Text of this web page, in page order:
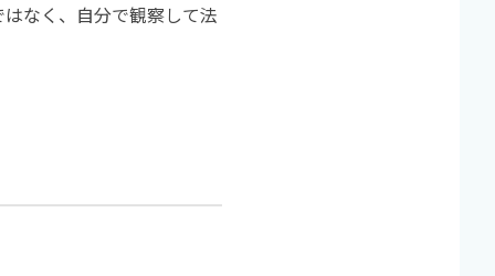
なく、自分で観察して法